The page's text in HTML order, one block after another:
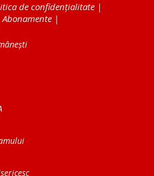
de confidențialitate |
Abonamente |